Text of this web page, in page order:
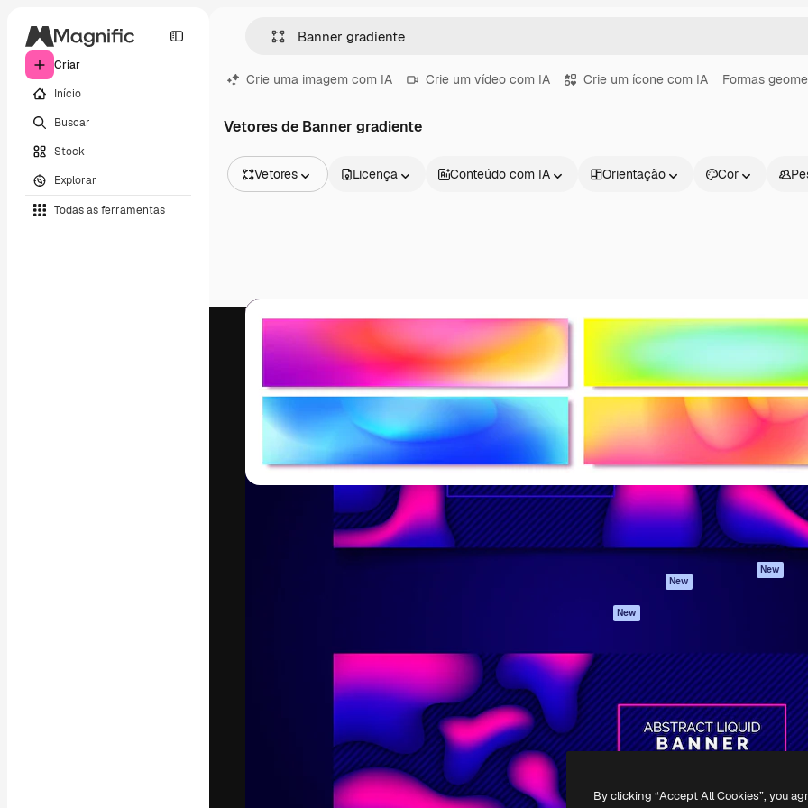
Criar
Início
Buscar
Stock
Explorar
Todas as ferramentas
Crie uma imagem com IA Crie um vídeo com IA Crie um ícone com IA Formas
Vetores de Banner gradiente
Vetores
Vídeos
Clipes de vídeo
Animações
Modelos de vídeos
Modelos 3D
Fontes
Licença Conteúdo com IA Orientação Cor
A plataforma criativa para você direcionar
seu melhor trabalho. Mais de 1 milhão de
assinantes entre criativos, empresas,
Português
Produtos
Assistente de IA
Gerador de
imagens
Gerador de vídeos
Texto para voz
Conteúdo de stock
New
New
App móvel
Todas as
ferramentas
Começar
Academy
Documentação
Atendimento
Termos e
condições
Política de
privacidade
New
Afiliados
Empresas
Copyright © 2010-2026Freepik Company S.L.U.Todos os direitos reservados.
By clicking “Accept All Cookies”, you